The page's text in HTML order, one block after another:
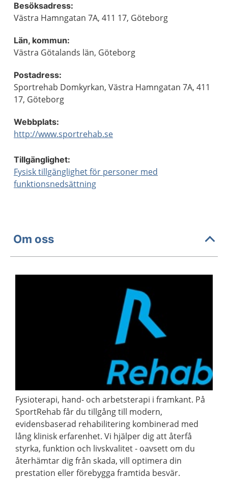
Besöksadress:
Västra Hamngatan 7A, 411 17, Göteborg
Län, kommun:
Västra Götalands län, Göteborg
Postadress:
Sportrehab Domkyrkan, Västra Hamngatan 7A, 411
17, Göteborg
Webbplats:
http://www.sportrehab.se
Tillgänglighet:
Fysisk tillgänglighet för personer med
funktionsnedsättning
Om oss
Fysioterapi, hand- och arbetsterapi i framkant. På
SportRehab får du tillgång till modern,
evidensbaserad rehabilitering kombinerad med
lång klinisk erfarenhet. Vi hjälper dig att återfå
styrka, funktion och livskvalitet - oavsett om du
återhämtar dig från skada, vill optimera din
prestation eller förebygga framtida besvär.